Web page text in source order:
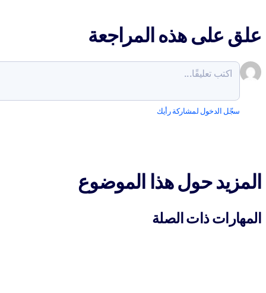
علق على هذه المراجعة
سجّل الدخول لمشاركة رأيك
المزيد حول هذا الموضوع
المهارات ذات الصلة